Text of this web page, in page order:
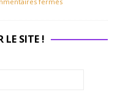
LE SITE !